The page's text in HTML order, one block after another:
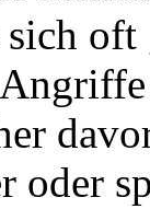
sich
oder